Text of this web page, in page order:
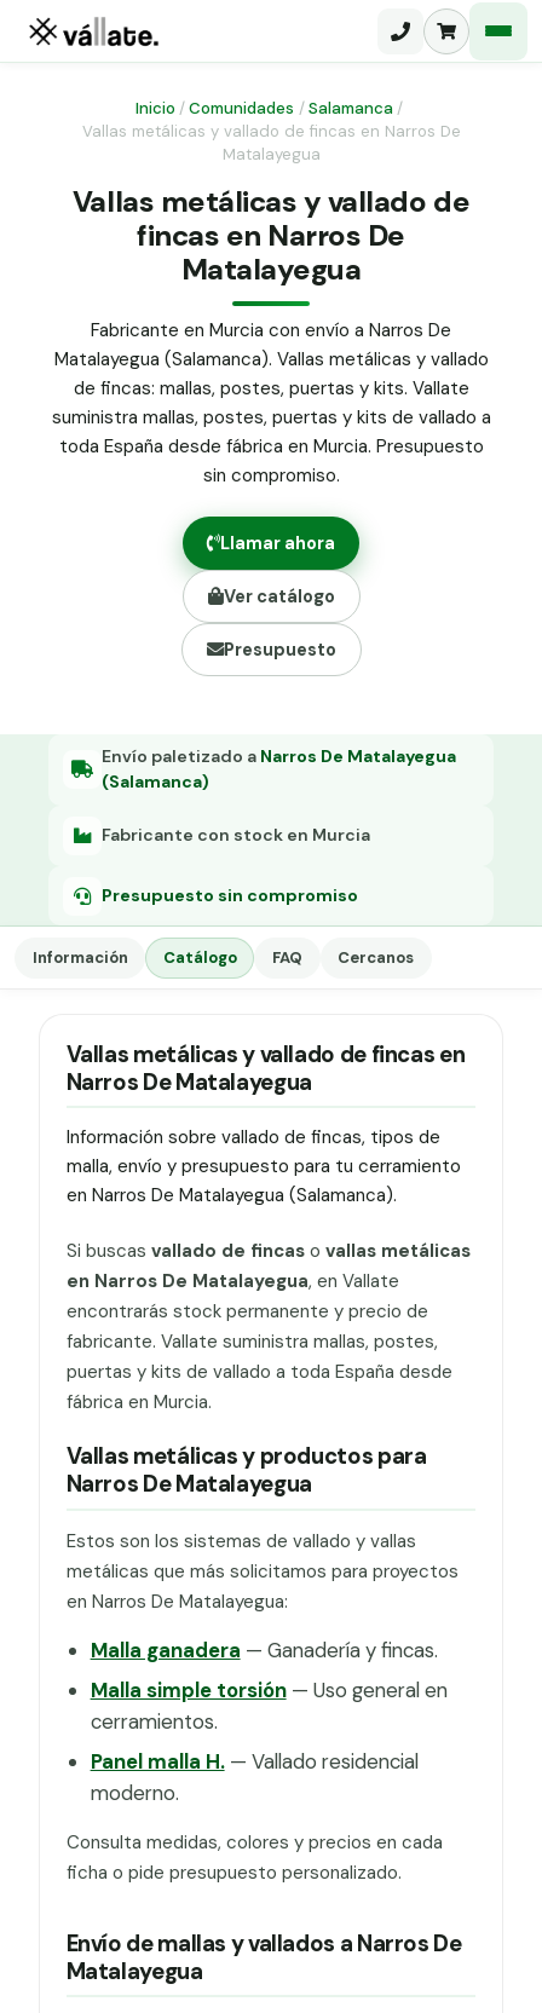
Malla electrosoldada
Malla ganadera
Malla simple torsión
Malla triple torsión
Panel malla H.
Puerta abatible dos hojas
Puerta acceso peatonal
Poste malla Hércules
Poste malla simple torsión
Alambre de espino galvanizado
Alambre liso galvanizado
Malla ocultación 70 g/m² verde
Grapa malla H.
Grapadora
Grapas a-18
Inicio /Comunidades / Salamanca /
Vallas metálicas y vallado de fincas en Narros De
Matalayegua
Vallas metálicas y vallado de
fincas en Narros De
Matalayegua
Fabricante en Murcia con envío a Narros De
Matalayegua (Salamanca). Vallas metálicas y vallado
de fincas: mallas, postes, puertas y kits. Vallate
suministra mallas, postes, puertas y kits de vallado a
toda España desde fábrica en Murcia. Presupuesto
sin compromiso.
Llamar ahora
Ver catálogo
Presupuesto
Envío paletizado a Narros De Matalayegua
(Salamanca)
Fabricante con stock en Murcia
Presupuesto sin compromiso
Información Catálogo FAQ Cercanos
Vallas metálicas y vallado de fincas en
Narros De Matalayegua
Información sobre vallado de fincas, tipos de
malla, envío y presupuesto para tu cerramiento
en Narros De Matalayegua (Salamanca).
Si buscas vallado de fincaso vallas metálicas
en Narros De Matalayegua, en Vallate
encontrarás stock permanente y precio de
fabricante. Vallate suministra mallas, postes,
puertas y kits de vallado a toda España desde
fábrica en Murcia.
Vallas metálicas y productos para
Narros De Matalayegua
Estos son los sistemas de vallado y vallas
metálicas que más solicitamos para proyectos
en Narros De Matalayegua:
Malla ganadera — Ganadería y fincas.
Malla simple torsión— Uso general en
cerramientos.
Panel malla H.— Vallado residencial
moderno.
Consulta medidas, colores y precios en cada
ficha o pide presupuesto personalizado.
Envío de mallas y vallados a Narros De
Matalayegua